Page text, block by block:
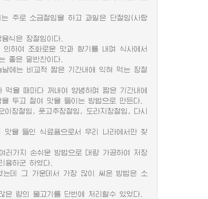
주로 소금절임을 하고 과일은 단절임(사탕
식은 장절임이다.
하여 조화로운 맛과 향기를 내며 식사에서
좋은 밑반찬이다.
에는 비교적 짧은 기간내에 익혀 먹는 장절
을 때마다 꺼내여 양념하며 짧은 기간내에
두고 절여 맛을 들이는 방법으로 만든다.
장절임, 풋고추장절임, 도라지장절임, 다시
을 들인 식료품으로서 우리 나라에서만 찾
가지 손쉬운 방법으로 대량 가공하여 저장
용하군 하였다.
데 그 가운데서 가장 많이 써온 방법은 소
량의 물고기를 단번에 처리할수 있었다.